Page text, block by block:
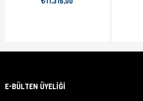
300i 2020–2025, KTM 250 EXC 2003–2017, KTM
2025, KTM 300 XC-W 2017–2018, KTM 300 XC-W
E-BÜLTEN ÜYELİĞİ